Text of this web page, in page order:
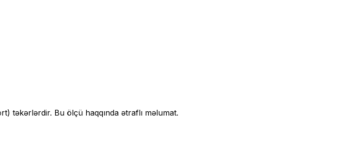
təkərlərdir. Bu ölçü haqqında ətraflı məlumat.